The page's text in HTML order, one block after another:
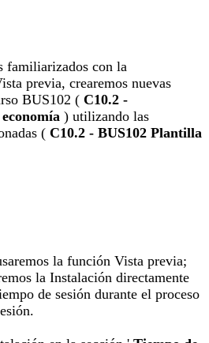
familiarizados con la
previa, crearemos nuevas
BUS102 ( C10.2 -
) utilizando las
( C10.2 - BUS102 Plantilla
la función Vista previa;
la Instalación directamente
de sesión durante el proceso